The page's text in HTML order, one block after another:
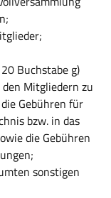
Buchstabe g)
Mitgliedern zu
Gebühren für
bzw. in das
die Gebühren
sonstigen